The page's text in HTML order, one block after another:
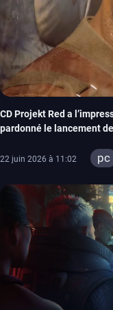
CD Projekt Red a
pardonné le lancement
22 juin 2026 à 11:02 pc